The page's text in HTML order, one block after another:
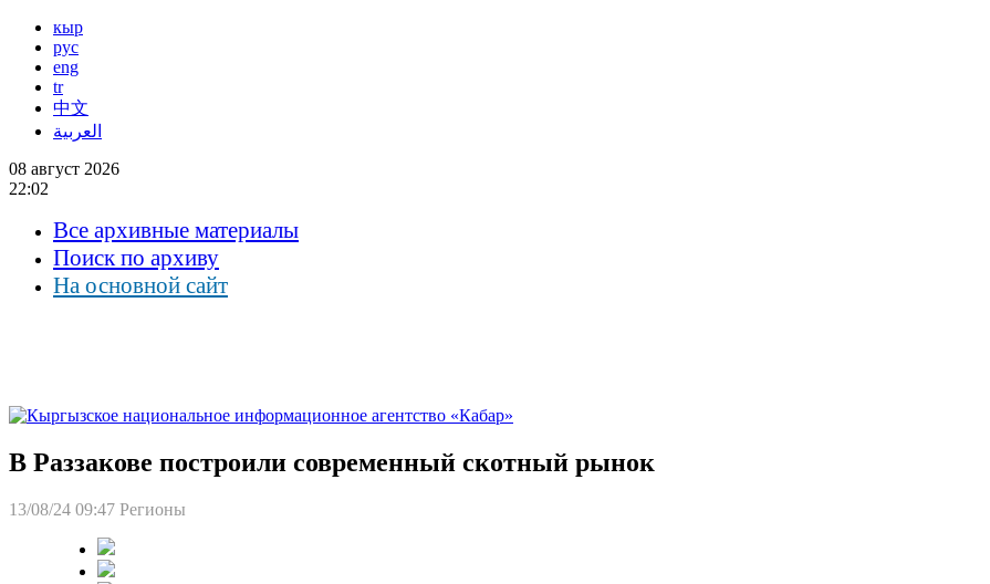
кыр
рус
eng
tr
中文
العربية
08 август 2026
22:02
Все архивные материалы
Поиск по архиву
На основной сайт
В Раззакове построили современный скотный рынок
13/08/24 09:47 Регионы